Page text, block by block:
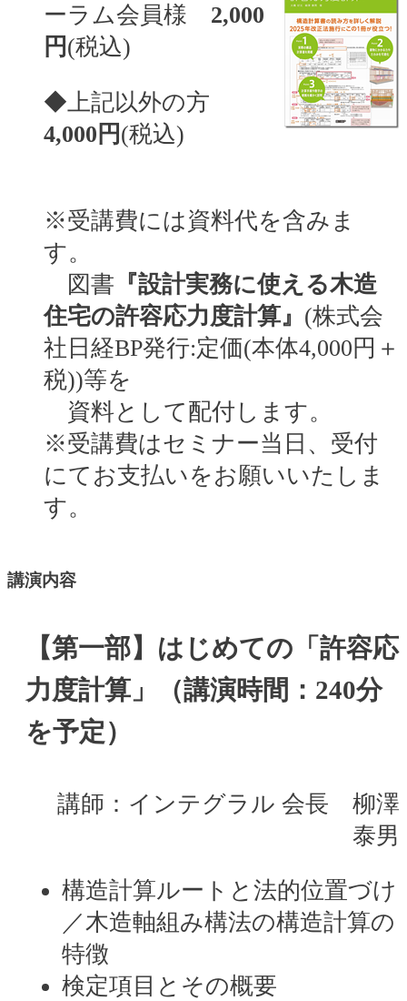
ーラム会員様 2,000
円 (税込)
◆上記以外の方
4,000円 (税込)
※受講費には資料代を含みま
す。
図書 『設計実務に使える木造
住宅の許容応力度計算』 (株式会
社日経BP発行:定価(本体4,000円＋
税))等を
資料として配付します。
※受講費はセミナー当日、受付
にてお支払いをお願いいたしま
す。
講演内容
【第一部】はじめての「許容応
力度計算」（講演時間：240分
を予定）
講師：インテグラル 会長 柳澤
泰男
構造計算ルートと法的位置づけ
／木造軸組み構法の構造計算の
特徴
検定項目とその概要